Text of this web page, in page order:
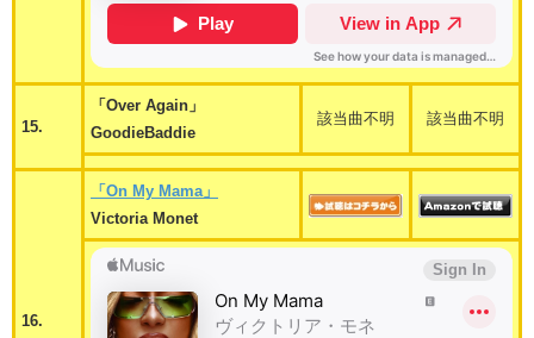
15.
「Over Again」
GoodieBaddie
該当曲不明 該当曲不明
16.
「On My Mama」
Victoria Monet